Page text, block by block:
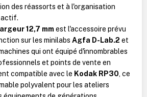
des réassorts et à l'organisation
actif.
12,7 mm est l'accessoire prévu
sur les minilabs Agfa D-Lab.2 et
qui ont équipé d'innombrables
et points de vente en
compatible avec le Kodak RP30, ce
polyvalent pour les ateliers